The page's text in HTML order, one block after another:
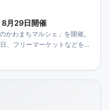
8月29日開催
わまちマルシェ」を開催。
、フリーマーケットなどを楽